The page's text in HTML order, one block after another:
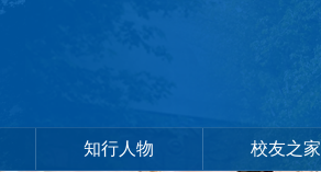
知行人物 校友之家